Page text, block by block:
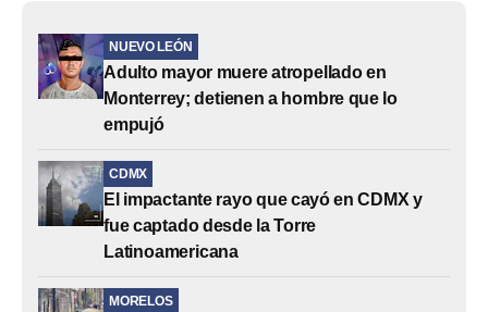
NUEVO LEÓN
Adulto mayor muere atropellado en
Monterrey; detienen a hombre que lo
empujó
CDMX
El impactante rayo que cayó en CDMX y
fue captado desde la Torre
Latinoamericana
MORELOS